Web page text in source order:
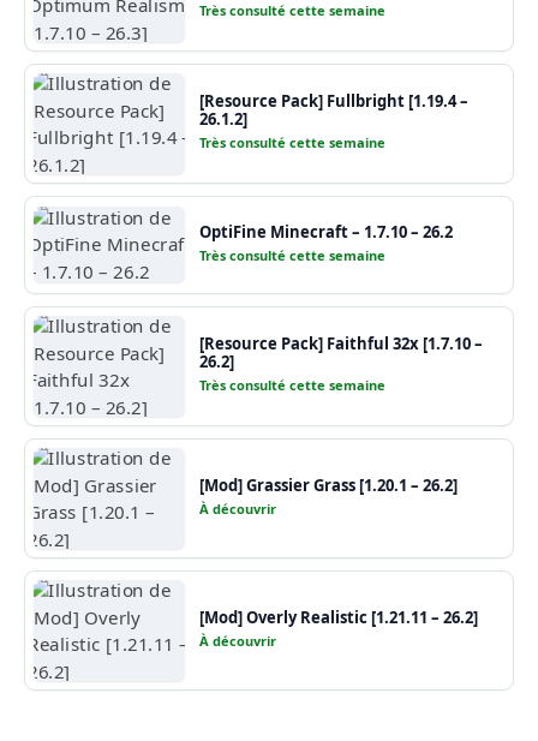
Très consulté cette semaine
[Resource Pack] Fullbright [1.19.4 –
26.1.2]
Très consulté cette semaine
OptiFine Minecraft – 1.7.10 – 26.2
Très consulté cette semaine
[Resource Pack] Faithful 32x [1.7.10 –
26.2]
Très consulté cette semaine
[Mod] Grassier Grass [1.20.1 – 26.2]
À découvrir
[Mod] Overly Realistic [1.21.11 – 26.2]
À découvrir